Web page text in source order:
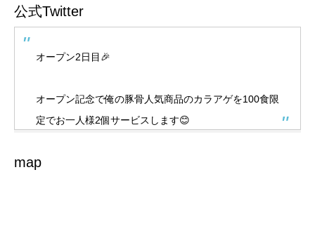
公式Twitter
オープン2日目🎉
オープン記念で俺の豚骨人気商品のカラアゲを100食限
定でお一人様2個サービスします😊
無くなり次第終了とさせて頂きます❗️
map